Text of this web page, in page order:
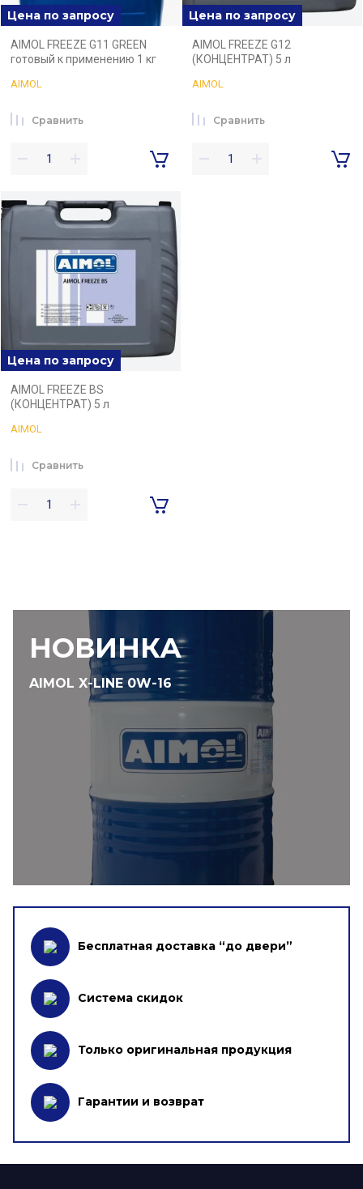
НОВИНКА
AIMOL X-LINE 0W-16
Цена по запросу
AIMOL FREEZE G11 GREEN
готовый к применению 1 кг
AIMOL
Сравнить
Цена по запросу
AIMOL FREEZE G12
(КОНЦЕНТРАТ) 5 л
AIMOL
Сравнить
Цена по запросу
AIMOL FREEZE BS
(КОНЦЕНТРАТ) 5 л
AIMOL
Сравнить
Бесплатная доставка “до двери”
Система скидок
Только оригинальная продукция
Гарантии и возврат